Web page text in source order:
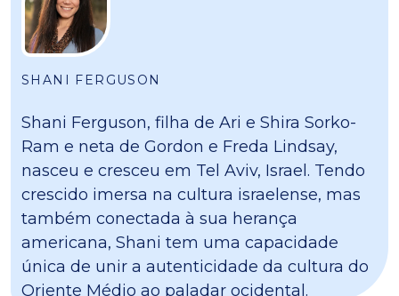
SHANI FERGUSON
Shani Ferguson, filha de Ari e Shira Sorko-
Ram e neta de Gordon e Freda Lindsay,
nasceu e cresceu em Tel Aviv, Israel. Tendo
crescido imersa na cultura israelense, mas
também conectada à sua herança
americana, Shani tem uma capacidade
única de unir a autenticidade da cultura do
Oriente Médio ao paladar ocidental.